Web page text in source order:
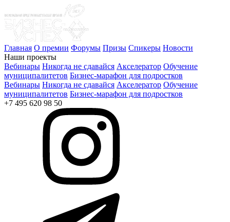
Главная О премии Форумы Призы Спикеры Новости
Наши проекты
Вебинары Никогда не сдавайся Акселератор Обучение
муниципалитетов Бизнес-марафон для подростков
Вебинары Никогда не сдавайся Акселератор Обучение
муниципалитетов Бизнес-марафон для подростков
+7 495 620 98 50